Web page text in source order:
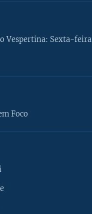
Vespertina: Sexta-feira
Foco